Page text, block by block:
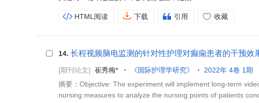
HTML阅读 下载 引用 收藏
14. 长程视频脑电监测的针对性护理对癫痫患者的干预效
[期刊论文] 崔秀梅* 《国际护理学研究》
2022年 4卷 1期
摘要：Objective: The experiment will implement long-term
nursing measures to analyze the nursing points of patients